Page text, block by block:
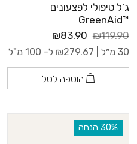
ג’ל טיפולי לפצעונים
™GreenAid
₪119.90
₪83.90
30 מ״ל | ₪279.67 ל- 100 מ"ל
הוספה לסל
‫30% הנחה